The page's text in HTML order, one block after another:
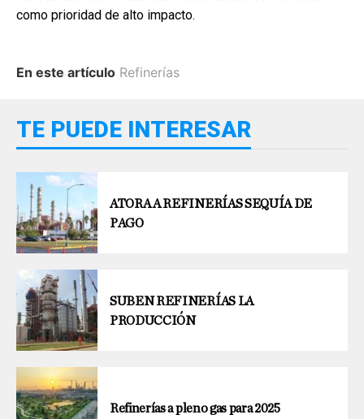
como prioridad de alto impacto.
En este artículo Refinerías
TE PUEDE INTERESAR
ATORA A REFINERÍAS SEQUÍA DE
PAGO
SUBEN REFINERÍAS LA
PRODUCCIÓN
Refinerías a pleno gas para 2025